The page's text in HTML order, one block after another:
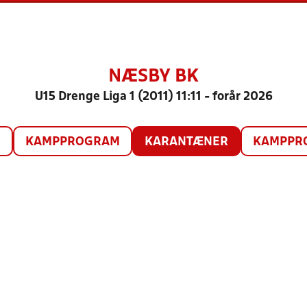
NÆSBY BK
U15 Drenge Liga 1 (2011) 11:11 - forår 2026
KAMPPROGRAM KARANTÆNER